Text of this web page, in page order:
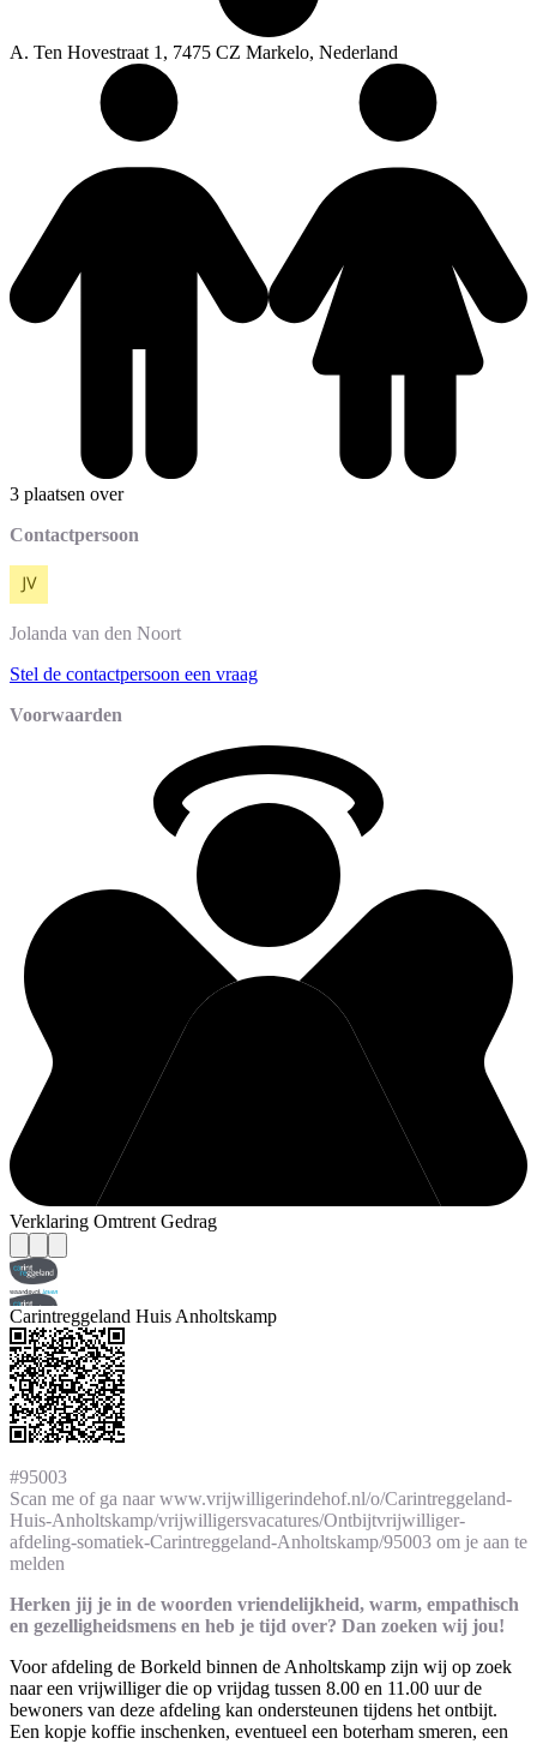
A. Ten Hovestraat 1, 7475 CZ Markelo, Nederland
3 plaatsen over
Contactpersoon
Jolanda van den Noort
Stel de contactpersoon een vraag
Voorwaarden
Verklaring Omtrent Gedrag
Carintreggeland Huis Anholtskamp
#95003
Scan me of ga naar www.vrijwilligerindehof.nl/o/Carintreggeland-
Huis-Anholtskamp/vrijwilligersvacatures/Ontbijtvrijwilliger-
afdeling-somatiek-Carintreggeland-Anholtskamp/95003 om je aan te
melden
Herken jij je in de woorden vriendelijkheid, warm, empathisch
en gezelligheidsmens en heb je tijd over? Dan zoeken wij jou!
Voor afdeling de Borkeld binnen de Anholtskamp zijn wij op zoek
naar een vrijwilliger die op vrijdag tussen 8.00 en 11.00 uur de
bewoners van deze afdeling kan ondersteunen tijdens het ontbijt.
Een kopje koffie inschenken, eventueel een boterham smeren, een